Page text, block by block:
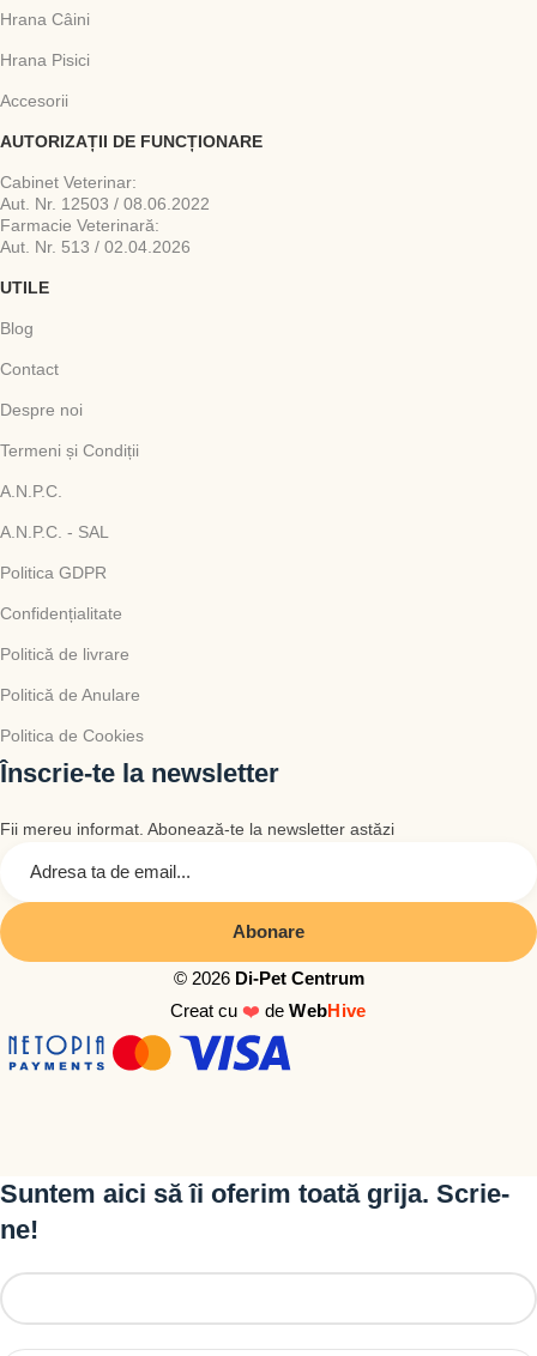
Hrana Câini
Hrana Pisici
Accesorii
AUTORIZAȚII DE FUNCȚIONARE
Cabinet Veterinar:
Aut. Nr. 12503 / 08.06.2022
Farmacie Veterinară:
Aut. Nr. 513 / 02.04.2026
UTILE
Blog
Contact
Despre noi
Termeni și Condiții
A.N.P.C.
A.N.P.C. - SAL
Politica GDPR
Confidențialitate
Politică de livrare
Politică de Anulare
Politica de Cookies
Înscrie-te la newsletter
Fii mereu informat. Abonează-te la newsletter astăzi
© 2026 Di-Pet Centrum
Creat cu❤️ deWebHive
Suntem aici să îi oferim toată grija. Scrie-
ne!